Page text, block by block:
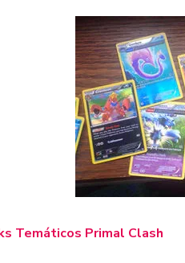
Temáticos Primal Clash